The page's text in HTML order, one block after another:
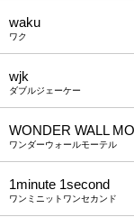
waku
ワク
wjk
ダブルジェーケー
WONDER WALL
ワンダーウォールモーテル
1minute​ 1second
ワンミニットワンセカンド